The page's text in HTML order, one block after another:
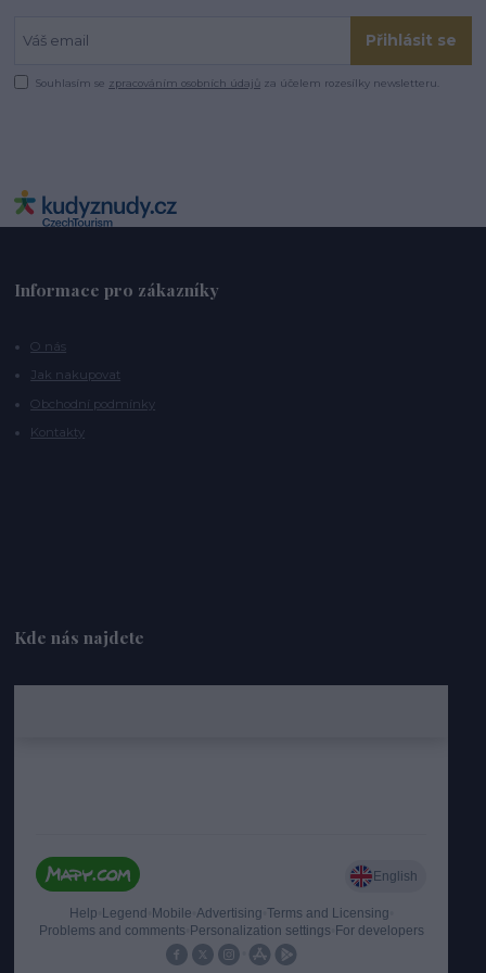
Přihlásit se
Souhlasím se zpracováním osobních údajů za účelem rozesílky newsletteru.
Informace pro zákazníky
O nás
Jak nakupovat
Obchodní podmínky
Kontakty
Kde nás najdete